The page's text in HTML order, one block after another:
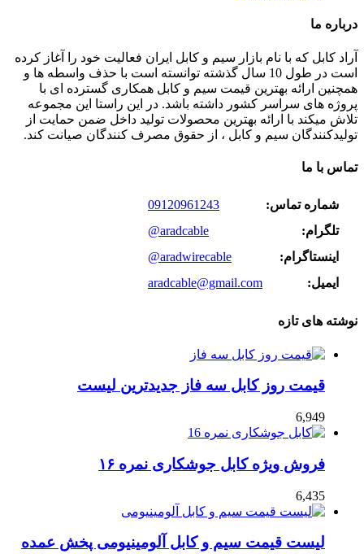
درباره ما
آراد کابل که با نام بازار سیم و کابل ایران فعالیت خود را آغاز کرده
است در طول 10 سال گذشته توانسته است با حذف واسطه ها و
همچنین ارائه بهترین قیمت سیم و کابل همکاری گسترده ای با
پروژه های سراسر کشور داشته باشد. در این راستا این مجموعه
تلاش میکند با ارائه بهترین محصولات تولید داخل ضمن حمایت از
تولیدکنندگان سیم و کابل ، از حقوق مصرف کنندگان صیانت کند.
تماس با ما
شماره تماس:
09120961243
تلگرام:
@aradcable
اینستاگرام:
@aradwirecable
ایمیل:
aradcable@gmail.com
نوشته های تازه
قیمت روز کابل سه فاز جدیدترین لیست
6,949
فروش ویژه کابل جوشکاری نمره ۱۶
6,435
لیست قیمت سیم و کابل آلومینیومی پخش عمده